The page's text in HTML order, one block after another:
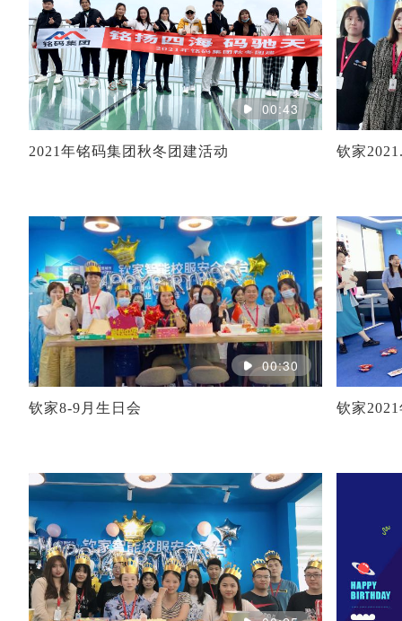
00:43
2021年铭码集团秋冬团建活动 钦家
00:30
钦家8-9月生日会 钦家